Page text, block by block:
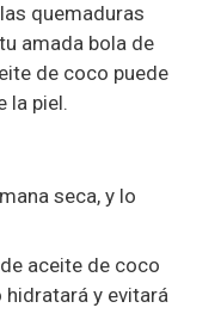
quemaduras
amada bola de
de coco puede
la piel.
seca, y lo
aceite de coco
hidratará y evitará